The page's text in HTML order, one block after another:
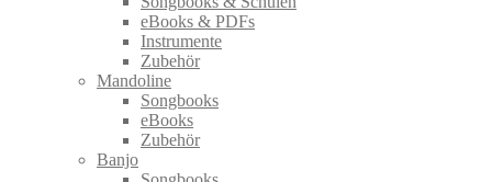
eBooks & PDFs
Instrumente
Zubehör
Mandoline
Songbooks
eBooks
Zubehör
Banjo